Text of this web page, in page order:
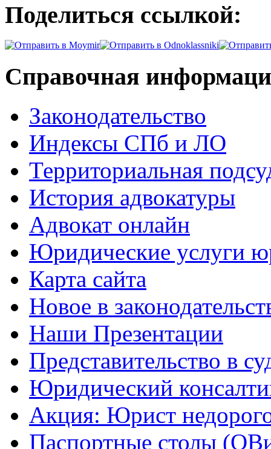
Поделиться ссылкой:
Справочная
Законодательство
Индексы СПб и ЛО
Территориальная
История адвокатуры
Адвокат онлайн
Юридические услуги
Карта сайта
Новое в
Наши Презентации
Представительство в
Юридический
Акция: Юрист
Паспортные столы